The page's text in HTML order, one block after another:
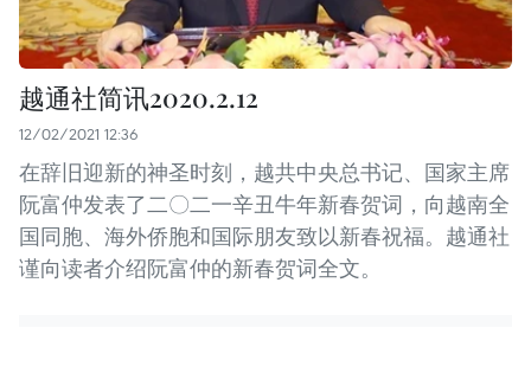
越通社简讯2020.2.12
12/02/2021 12:36
在辞旧迎新的神圣时刻，越共中央总书记、国家主席
阮富仲发表了二〇二一辛丑牛年新春贺词，向越南全
国同胞、海外侨胞和国际朋友致以新春祝福。越通社
谨向读者介绍阮富仲的新春贺词全文。